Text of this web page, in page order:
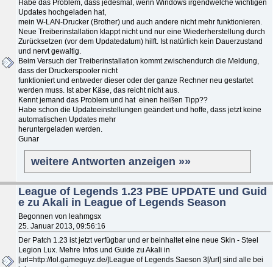
Habe das Problem, dass jedesmal, wenn Windows irgendwelche wichtigen
Updates hochgeladen hat,
mein W-LAN-Drucker (Brother) und auch andere nicht mehr funktionieren.
Neue Treiberinstallation klappt nicht und nur eine Wiederherstellung durch
Zurücksetzen (vor dem Updatedatum) hilft. Ist natürlich kein Dauerzustand
und nervt gewaltig.
Beim Versuch der Treiberinstallation kommt zwischendurch die Meldung,
dass der Druckerspooler nicht
funktioniert und entweder dieser oder der ganze Rechner neu gestartet
werden muss. Ist aber Käse, das reicht nicht aus.
Kennt jemand das Problem und hat einen heißen Tipp??
Habe schon die Updateeinstellungen geändert und hoffe, dass jetzt keine
automatischen Updates mehr
heruntergeladen werden.
Gunar
weitere Antworten anzeigen »»
League of Legends 1.23 PBE UPDATE und Guid
e zu Akali in League of Legends Season
Begonnen von leahmgsx
25. Januar 2013, 09:56:16
Der Patch 1.23 ist jetzt verfügbar und er beinhaltet eine neue Skin - Steel
Legion Lux. Mehre Infos und Guide zu Akali in
[url=http://lol.gameguyz.de/]League of Legends Saeson 3[/url] sind alle bei